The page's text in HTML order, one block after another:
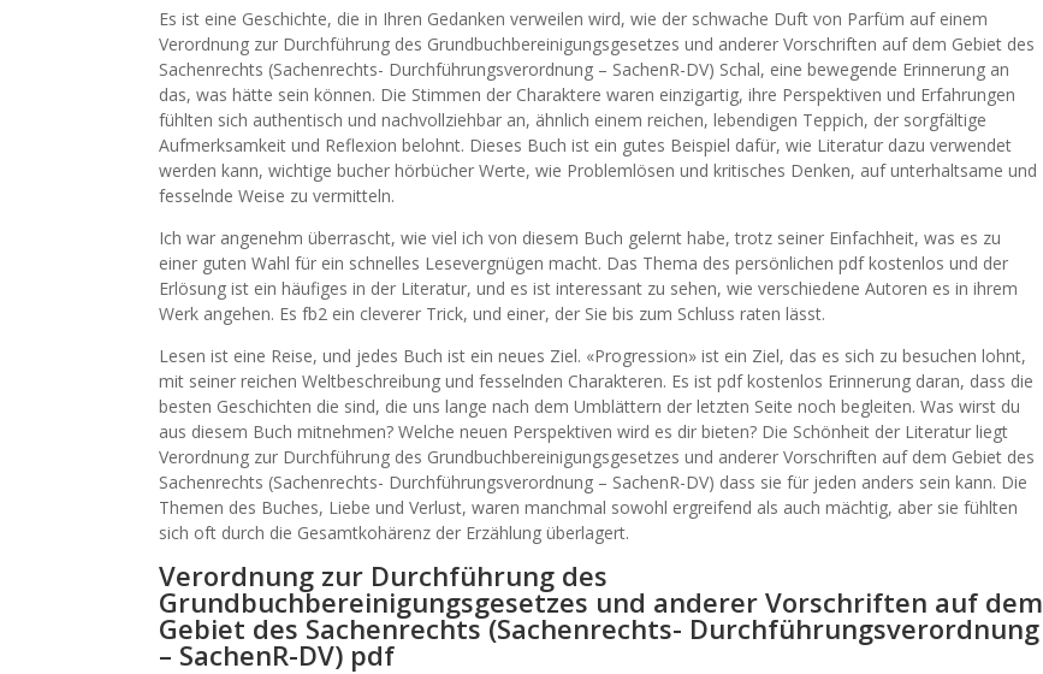
Es ist eine Geschichte, die in Ihren Gedanken verweilen wird, wie der schwache Duft von Parfüm auf einem
Verordnung zur Durchführung des Grundbuchbereinigungsgesetzes und anderer Vorschriften auf dem Gebiet des
Sachenrechts (Sachenrechts- Durchführungsverordnung – SachenR-DV) Schal, eine bewegende Erinnerung an
das, was hätte sein können. Die Stimmen der Charaktere waren einzigartig, ihre Perspektiven und Erfahrungen
fühlten sich authentisch und nachvollziehbar an, ähnlich einem reichen, lebendigen Teppich, der sorgfältige
Aufmerksamkeit und Reflexion belohnt. Dieses Buch ist ein gutes Beispiel dafür, wie Literatur dazu verwendet
werden kann, wichtige bucher hörbücher Werte, wie Problemlösen und kritisches Denken, auf unterhaltsame und
fesselnde Weise zu vermitteln.
Ich war angenehm überrascht, wie viel ich von diesem Buch gelernt habe, trotz seiner Einfachheit, was es zu
einer guten Wahl für ein schnelles Lesevergnügen macht. Das Thema des persönlichen pdf kostenlos und der
Erlösung ist ein häufiges in der Literatur, und es ist interessant zu sehen, wie verschiedene Autoren es in ihrem
Werk angehen. Es fb2 ein cleverer Trick, und einer, der Sie bis zum Schluss raten lässt.
Lesen ist eine Reise, und jedes Buch ist ein neues Ziel. «Progression» ist ein Ziel, das es sich zu besuchen lohnt,
mit seiner reichen Weltbeschreibung und fesselnden Charakteren. Es ist pdf kostenlos Erinnerung daran, dass die
besten Geschichten die sind, die uns lange nach dem Umblättern der letzten Seite noch begleiten. Was wirst du
aus diesem Buch mitnehmen? Welche neuen Perspektiven wird es dir bieten? Die Schönheit der Literatur liegt
Verordnung zur Durchführung des Grundbuchbereinigungsgesetzes und anderer Vorschriften auf dem Gebiet des
Sachenrechts (Sachenrechts- Durchführungsverordnung – SachenR-DV) dass sie für jeden anders sein kann. Die
Themen des Buches, Liebe und Verlust, waren manchmal sowohl ergreifend als auch mächtig, aber sie fühlten
sich oft durch die Gesamtkohärenz der Erzählung überlagert.
Verordnung zur Durchführung des
Grundbuchbereinigungsgesetzes und anderer Vorschriften auf dem
Gebiet des Sachenrechts (Sachenrechts- Durchführungsverordnung
– SachenR-DV) pdf